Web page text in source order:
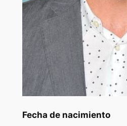
Fecha de nacimiento